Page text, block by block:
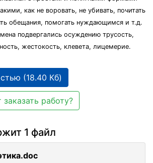
как не воровать, не убивать, почитать
обещания, помогать нуждающимся и т.д.
подвергались осуждению трусость,
жестокость, клевета, лицемерие.
(18.40 Кб)
работу?
1 файл